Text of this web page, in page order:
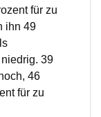
für zu
ihn 49
39
46
für zu